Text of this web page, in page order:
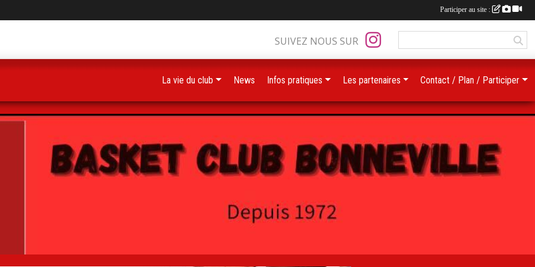
SUIVEZ NOUS SUR
La vie du club News Infos pratiques Les partenaires Contact / Plan / Participer
Participer au site :